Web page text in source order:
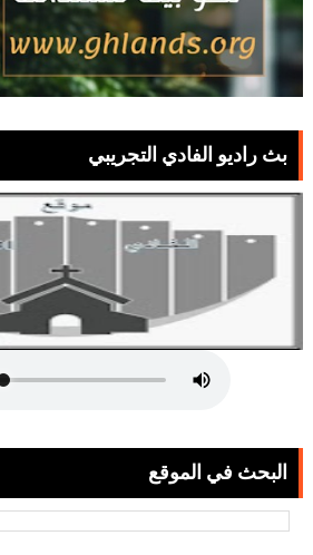
بث راديو الفادي التجريبي
البحث في الموقع